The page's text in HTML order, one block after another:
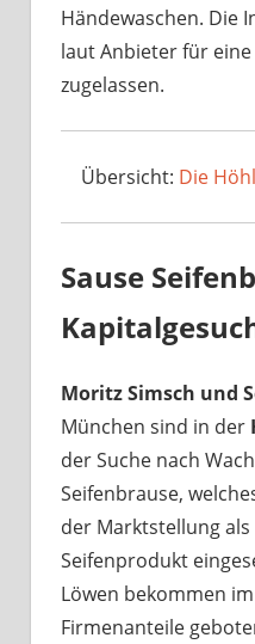
Händewaschen. Die
laut Anbieter für
zugelassen.
Übersicht: Die
Sause
Moritz Simsch und
München sind in der
der Suche nach
Seifenbrause,
der Marktstellung
Seifenprodukt
Löwen bekommen
Firmenanteile